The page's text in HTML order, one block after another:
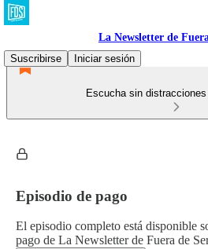
La Newsletter de
Suscribirse
Iniciar sesión
Escucha sin
Episodio de pago
El episodio completo está disponible
pago de La Newsletter de Fuera de